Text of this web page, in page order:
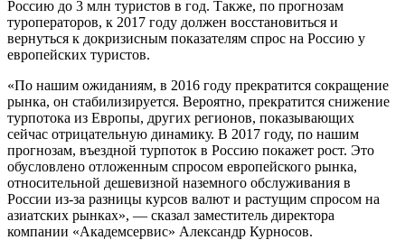
Россию до 3 млн туристов в год. Также, по прогнозам
туроператоров, к 2017 году должен восстановиться и
вернуться к докризисным показателям спрос на Россию у
европейских туристов.
«По нашим ожиданиям, в 2016 году прекратится сокращение
рынка, он стабилизируется. Вероятно, прекратится снижение
турпотока из Европы, других регионов, показывающих
сейчас отрицательную динамику. В 2017 году, по нашим
прогнозам, въездной турпоток в Россию покажет рост. Это
обусловлено отложенным спросом европейского рынка,
относительной дешевизной наземного обслуживания в
России из-за разницы курсов валют и растущим спросом на
азиатских рынках», — сказал заместитель директора
компании «Академсервис» Александр Курносов.